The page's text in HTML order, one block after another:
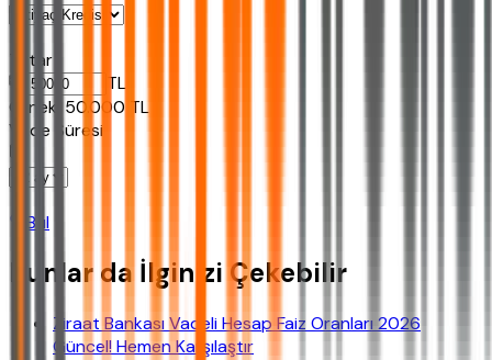
Tutar
TL
Ornek: 50.000 TL
Vade Süresi
Bul
Bunlar da İlginizi Çekebilir
Ziraat Bankası Vadeli Hesap Faiz Oranları 2026
Güncel! Hemen Karşılaştır